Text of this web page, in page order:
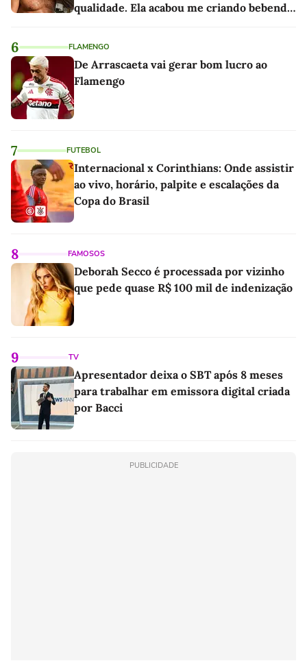
qualidade. Ela acabou me criando bebendo
6 FLAMENGO
De Arrascaeta vai gerar bom lucro ao
Flamengo
7 FUTEBOL
Internacional x Corinthians: Onde assistir
ao vivo, horário, palpite e escalações da
Copa do Brasil
8 FAMOSOS
Deborah Secco é processada por vizinho
que pede quase R$ 100 mil de indenização
9 TV
Apresentador deixa o SBT após 8 meses
para trabalhar em emissora digital criada
por Bacci
PUBLICIDADE